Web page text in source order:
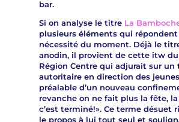
bar.
Si on analyse le titre La
plusieurs éléments qui répondent
nécessité du moment. Déjà le
anodin, il provient de cette itw
Région Centre qui adjurait sur un
autoritaire en direction des
préalable d’un nouveau
revanche on ne fait plus la fête,
c’est terminé!». Ce terme désuet
le propos à lui tout seul et